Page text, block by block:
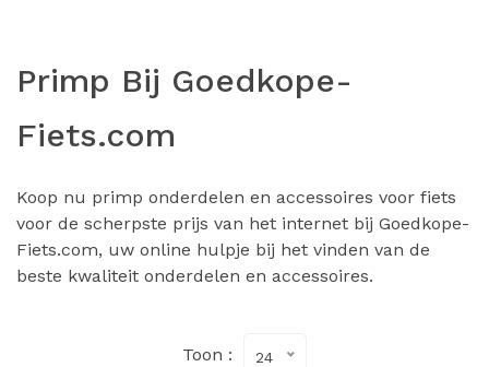
Primp Bij Goedkope-
Fiets.com
Koop nu primp onderdelen en accessoires voor fiets
voor de scherpste prijs van het internet bij Goedkope-
Fiets.com, uw online hulpje bij het vinden van de
beste kwaliteit onderdelen en accessoires.
Toon : 24